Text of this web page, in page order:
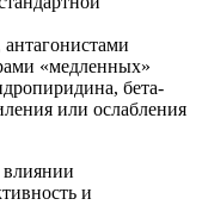
«медленных»
бета-
или ослабления
и